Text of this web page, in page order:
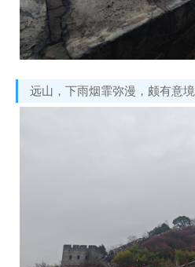
远山，下雨烟霏弥漫，颇有意境